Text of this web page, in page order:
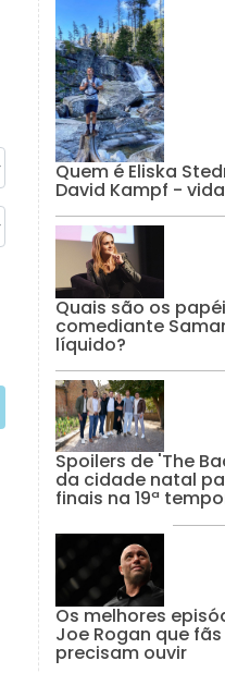
Quem é Eliska
David Kampf -
Quais são os
comediante
líquido?
Spoilers de 'The
da cidade natal
finais na 19ª
Os melhores
Joe Rogan que
precisam ouvir